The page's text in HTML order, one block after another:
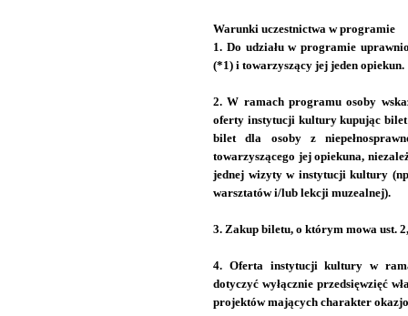
Warunki uczestnictwa w programie
1. Do udziału w programie
(*1) i towarzyszący jej jeden opiekun.
2. W ramach programu osoby
oferty instytucji kultury kupując bilet
bilet dla osoby z
towarzyszącego jej opiekuna,
jednej wizyty w instytucji kultury
warsztatów i/lub lekcji muzealnej).
3. Zakup biletu, o którym mowa ust.
4. Oferta instytucji kultury w
dotyczyć wyłącznie przedsięwzięć
projektów mających charakter